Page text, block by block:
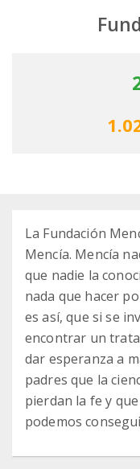
La Fundación
Mencía. Mencía
que nadie la
nada que hacer
es así, que si se
encontrar un
dar esperanza a
padres que la
pierdan la fe y
podemos